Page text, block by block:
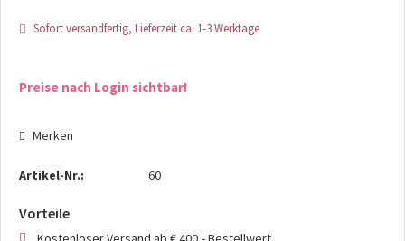
Sofort versandfertig, Lieferzeit ca. 1-3 Werktage
Preise nach Login sichtbar!
Merken
Artikel-Nr.: 60
Vorteile